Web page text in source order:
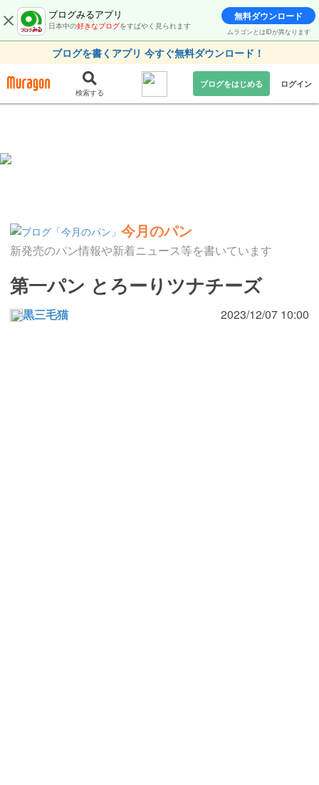
ブログみるアプリ
日本中の好きなブログをすばやく見られます
無料ダウンロード
ムラゴンとはIDが異なります
ブログを書くアプリ 今すぐ無料ダウンロード！
検索する
ブログをはじめる ログイン
今月のパン
新発売のパン情報や新着ニュース等を書いています
第一パン とろーりツナチーズ
黒三毛猫 2023/12/07 10:00